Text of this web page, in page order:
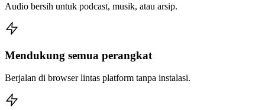
Audio bersih untuk podcast, musik, atau arsip.
Mendukung semua perangkat
Berjalan di browser lintas platform tanpa instalasi.